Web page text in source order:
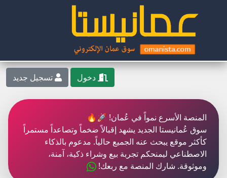
دخول تسجيل جديد
المنصة الأسرع نمواً في عُمان! 🚀🔥
سوق عُمانيستا الجديد يشهد إقبالاً ضخماً وتصاعداً مستمراً
كأكثر موقع يبحث عنه الجميع حالياً. مدعوم بالذكاء
الاصطناعي ليمنحكم تجربة بيع وشراء ذكية، آمنة،
وموثوقة. شارك المنصة مع ربعك!